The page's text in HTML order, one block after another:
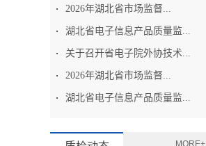
2026年湖北省市场监督...
湖北省电子信息产品质量监...
关于召开省电子院外协技术...
2026年湖北省市场监督...
湖北省电子信息产品质量监...
MORE+